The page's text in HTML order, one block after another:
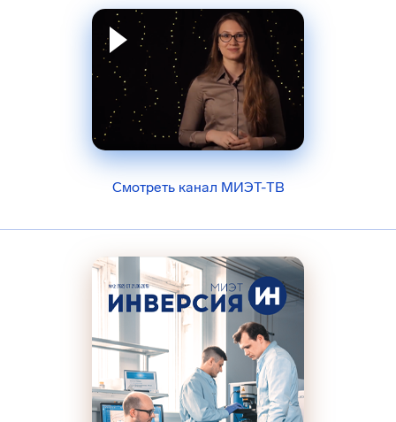
Смотреть канал МИЭТ-ТВ